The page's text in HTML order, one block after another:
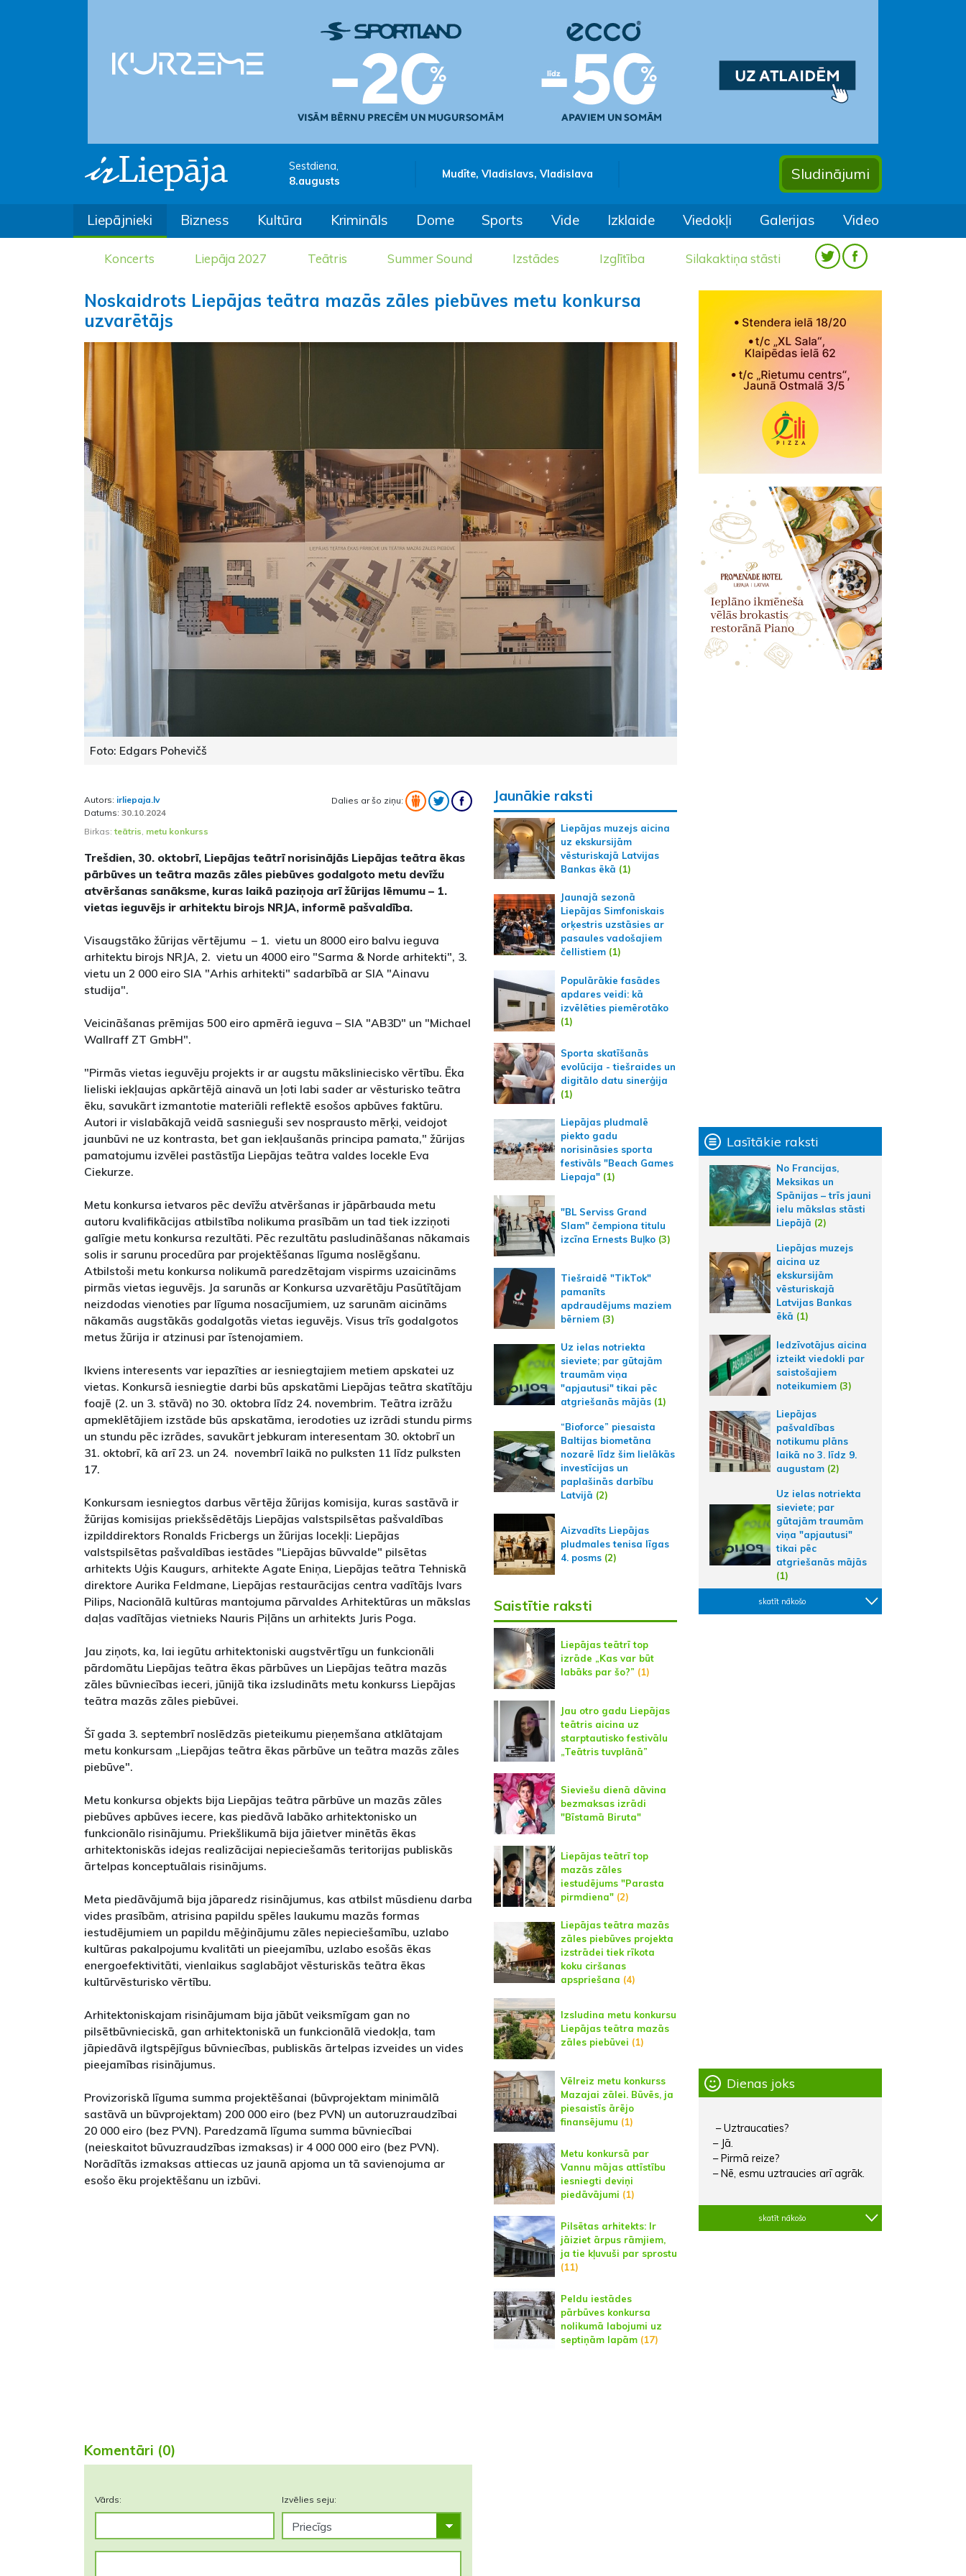
Sestdiena,
8.augusts
Mudīte, Vladislavs, Vladislava Sludinājumi
Liepājnieki Bizness Kultūra Krimināls Dome Sports Vide Izklaide Viedokļi Galerijas Video
Koncerts Liepāja 2027 Teātris Summer Sound Izstādes Izglītība Silakaktiņa stāsti
Noskaidrots Liepājas teātra mazās zāles piebūves metu konkursa
uzvarētājs
Foto: Edgars Pohevičš
Autors: irliepaja.lv
Datums: 30.10.2024
Dalies ar šo ziņu:
Birkas:teātris, metu konkurss
Trešdien, 30. oktobrī, Liepājas teātrī norisinājās Liepājas teātra ēkas
pārbūves un teātra mazās zāles piebūves godalgoto metu devīžu
atvēršanas sanāksme, kuras laikā paziņoja arī žūrijas lēmumu – 1.
vietas ieguvējs ir arhitektu birojs NRJA, informē pašvaldība.
Visaugstāko žūrijas vērtējumu – 1. vietu un 8000 eiro balvu ieguva
arhitektu birojs NRJA, 2. vietu un 4000 eiro "Sarma & Norde arhitekti", 3.
vietu un 2 000 eiro SIA "Arhis arhitekti" sadarbībā ar SIA "Ainavu
studija".
Veicināšanas prēmijas 500 eiro apmērā ieguva – SIA "AB3D" un "Michael
Wallraff ZT GmbH".
"Pirmās vietas ieguvēju projekts ir ar augstu māksliniecisko vērtību. Ēka
lieliski iekļaujas apkārtējā ainavā un ļoti labi sader ar vēsturisko teātra
ēku, savukārt izmantotie materiāli reflektē esošos apbūves faktūru.
Autori ir vislabākajā veidā sasnieguši sev nosprausto mērķi, veidojot
jaunbūvi ne uz kontrasta, bet gan iekļaušanās principa pamata," žūrijas
pamatojumu izvēlei pastāstīja Liepājas teātra valdes locekle Eva
Ciekurze.
Metu konkursa ietvaros pēc devīžu atvēršanas ir jāpārbauda metu
autoru kvalifikācijas atbilstība nolikuma prasībām un tad tiek izziņoti
galīgie metu konkursa rezultāti. Pēc rezultātu pasludināšanas nākamais
solis ir sarunu procedūra par projektēšanas līguma noslēgšanu.
Atbilstoši metu konkursa nolikumā paredzētajam vispirms uzaicināms
pirmās vietas ieguvējs. Ja sarunās ar Konkursa uzvarētāju Pasūtītājam
neizdodas vienoties par līguma nosacījumiem, uz sarunām aicināms
nākamās augstākās godalgotās vietas ieguvējs. Visus trīs godalgotos
metus žūrija ir atzinusi par īstenojamiem.
Ikviens interesents var iepazīties ar iesniegtajiem metiem apskatei uz
vietas. Konkursā iesniegtie darbi būs apskatāmi Liepājas teātra skatītāju
foajē (2. un 3. stāvā) no 30. oktobra līdz 24. novembrim. Teātra izrāžu
apmeklētājiem izstāde būs apskatāma, ierodoties uz izrādi stundu pirms
un stundu pēc izrādes, savukārt jebkuram interesentam 30. oktobrī un
31. oktobrī, kā arī 23. un 24. novembrī laikā no pulksten 11 līdz pulksten
17.
Konkursam iesniegtos darbus vērtēja žūrijas komisija, kuras sastāvā ir
žūrijas komisijas priekšsēdētājs Liepājas valstspilsētas pašvaldības
izpilddirektors Ronalds Fricbergs un žūrijas locekļi: Liepājas
valstspilsētas pašvaldības iestādes "Liepājas būvvalde" pilsētas
arhitekts Uģis Kaugurs, arhitekte Agate Eniņa, Liepājas teātra Tehniskā
direktore Aurika Feldmane, Liepājas restaurācijas centra vadītājs Ivars
Pilips, Nacionālā kultūras mantojuma pārvaldes Arhitektūras un mākslas
daļas vadītājas vietnieks Nauris Piļāns un arhitekts Juris Poga.
Jau ziņots, ka, lai iegūtu arhitektoniski augstvērtīgu un funkcionāli
pārdomātu Liepājas teātra ēkas pārbūves un Liepājas teātra mazās
zāles būvniecības ieceri, jūnijā tika izsludināts metu konkurss Liepājas
teātra mazās zāles piebūvei.
Šī gada 3. septembrī noslēdzās pieteikumu pieņemšana atklātajam
metu konkursam „Liepājas teātra ēkas pārbūve un teātra mazās zāles
piebūve".
Metu konkursa objekts bija Liepājas teātra pārbūve un mazās zāles
piebūves apbūves iecere, kas piedāvā labāko arhitektonisko un
funkcionālo risinājumu. Priekšlikumā bija jāietver minētās ēkas
arhitektoniskās idejas realizācijai nepieciešamās teritorijas publiskās
ārtelpas konceptuālais risinājums.
Meta piedāvājumā bija jāparedz risinājumus, kas atbilst mūsdienu darba
vides prasībām, atrisina papildu spēles laukumu mazās formas
iestudējumiem un papildu mēģinājumu zāles nepieciešamību, uzlabo
kultūras pakalpojumu kvalitāti un pieejamību, uzlabo esošās ēkas
energoefektivitāti, vienlaikus saglabājot vēsturiskās teātra ēkas
kultūrvēsturisko vērtību.
Arhitektoniskajam risinājumam bija jābūt veiksmīgam gan no
pilsētbūvnieciskā, gan arhitektoniskā un funkcionālā viedokļa, tam
jāpiedāvā ilgtspējīgus būvniecības, publiskās ārtelpas izveides un vides
pieejamības risinājumus.
Provizoriskā līguma summa projektēšanai (būvprojektam minimālā
sastāvā un būvprojektam) 200 000 eiro (bez PVN) un autoruzraudzībai
20 000 eiro (bez PVN). Paredzamā līguma summa būvniecībai
(neieskaitot būvuzraudzības izmaksas) ir 4 000 000 eiro (bez PVN).
Norādītās izmaksas attiecas uz jaunā apjoma un tā savienojuma ar
esošo ēku projektēšanu un izbūvi.
Komentāri (0)
Vārds: Izvēlies seju:
Jaunākie raksti
Liepājas muzejs aicina
uz ekskursijām
vēsturiskajā Latvijas
Bankas ēkā (1)
Jaunajā sezonā
Liepājas Simfoniskais
orķestris uzstāsies ar
pasaules vadošajiem
čellistiem(1)
Populārākie fasādes
apdares veidi: kā
izvēlēties piemērotāko
(1)
Sporta skatīšanās
evolūcija - tiešraides un
digitālo datu sinerģija
(1)
Liepājas pludmalē
piekto gadu
norisināsies sporta
festivāls "Beach Games
Liepaja"(1)
"BL Serviss Grand
Slam" čempiona titulu
izcīna Ernests Buļko(3)
Tiešraidē "TikTok"
pamanīts
apdraudējums maziem
bērniem(3)
Uz ielas notriekta
sieviete; par gūtajām
traumām viņa
"apjautusi" tikai pēc
atgriešanās mājās(1)
“Bioforce” piesaista
Baltijas biometāna
nozarē līdz šim lielākās
investīcijas un
paplašinās darbību
Latvijā (2)
Aizvadīts Liepājas
pludmales tenisa līgas
4. posms(2)
Saistītie raksti
Liepājas teātrī top
izrāde „Kas var būt
labāks par šo?” (1)
Jau otro gadu Liepājas
teātris aicina uz
starptautisko festivālu
„Teātris tuvplānā”
Sieviešu dienā dāvina
bezmaksas izrādi
"Bīstamā Biruta"
Liepājas teātrī top
mazās zāles
iestudējums "Parasta
pirmdiena"(2)
Liepājas teātra mazās
zāles piebūves projekta
izstrādei tiek rīkota
koku ciršanas
apspriešana (4)
Izsludina metu konkursu
Liepājas teātra mazās
zāles piebūvei (1)
Vēlreiz metu konkurss
Mazajai zālei. Būvēs, ja
piesaistīs ārējo
finansējumu (1)
Metu konkursā par
Vannu mājas attīstību
iesniegti deviņi
piedāvājumi (1)
Pilsētas arhitekts: Ir
jāiziet ārpus rāmjiem,
ja tie kļuvuši par sprostu
(11)
Peldu iestādes
pārbūves konkursa
nolikumā labojumi uz
septiņām lapām(17)
Lasītākie raksti
No Francijas,
Meksikas un
Spānijas – trīs jauni
ielu mākslas stāsti
Liepājā (2)
Liepājas muzejs
aicina uz
ekskursijām
vēsturiskajā
Latvijas Bankas
ēkā (1)
Iedzīvotājus aicina
izteikt viedokli par
saistošajiem
noteikumiem (3)
Liepājas
pašvaldības
notikumu plāns
laikā no 3. līdz 9.
augustam (2)
Uz ielas notriekta
sieviete; par
gūtajām traumām
viņa "apjautusi"
tikai pēc
atgriešanās mājās
(1)
skatīt nākošo
Dienas joks
– Uztraucaties?
– Jā.
– Pirmā reize?
– Nē, esmu uztraucies arī agrāk.
skatīt nākošo